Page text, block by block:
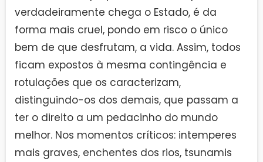
verdadeiramente chega o Estado, é da
forma mais cruel, pondo em risco o único
bem de que desfrutam, a vida. Assim, todos
ficam expostos à mesma contingência e
rotulações que os caracterizam,
distinguindo-os dos demais, que passam a
ter o direito a um pedacinho do mundo
melhor. Nos momentos críticos: intemperes
mais graves, enchentes dos rios, tsunamis